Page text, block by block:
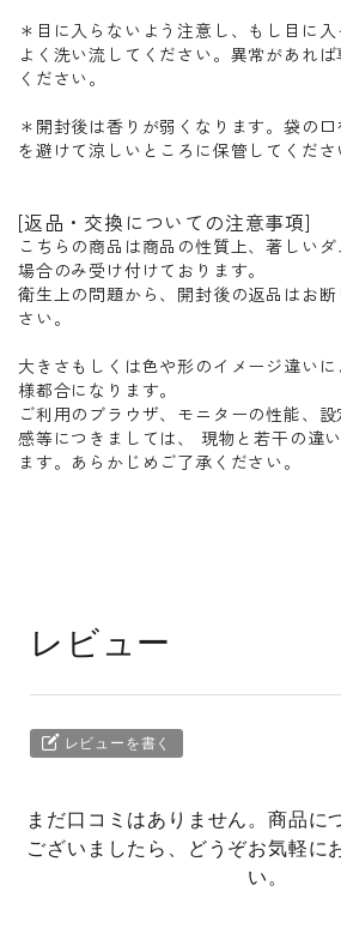
＊目に入らないよう注意し、もし目に
よく洗い流してください。異常があれ
ください。
＊開封後は香りが弱くなります。袋の
を避けて涼しいところに保管してくださ
[返品・交換についての注意事項]
こちらの商品は商品の性質上、著しい
場合のみ受け付けております。
衛生上の問題から、開封後の返品はお
さい。
大きさもしくは色や形のイメージ違い
様都合になります。
ご利用のブラウザ、モニターの性能、
感等につきましては、 現物と若干の違
ます。あらかじめご了承ください。
レビュー
レビューを書く
まだ口コミはありません。商品に
ございましたら、どうぞお気軽に
い。